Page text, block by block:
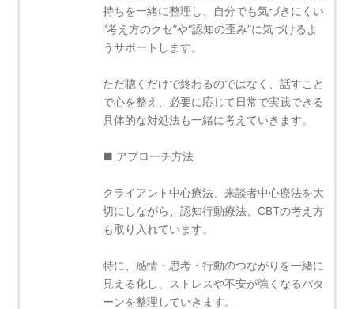
持ちを一緒に整理し、自分でも気づきにくい
“考え方のクセ”や“認知の歪み”に気づけるよ
うサポートします。
ただ聴くだけで終わるのではなく、話すこと
で心を整え、必要に応じて日常で実践できる
具体的な対処法も一緒に考えていきます。
■ アプローチ方法
クライアント中心療法、来談者中心療法を大
切にしながら、認知行動療法、CBTの考え方
も取り入れています。
特に、感情・思考・行動のつながりを一緒に
見える化し、ストレスや不安が強くなるパタ
ーンを整理していきます。